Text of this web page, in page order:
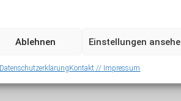
Ablehnen Einstellungen
Datenschutzerklärung Kontakt // Impressum